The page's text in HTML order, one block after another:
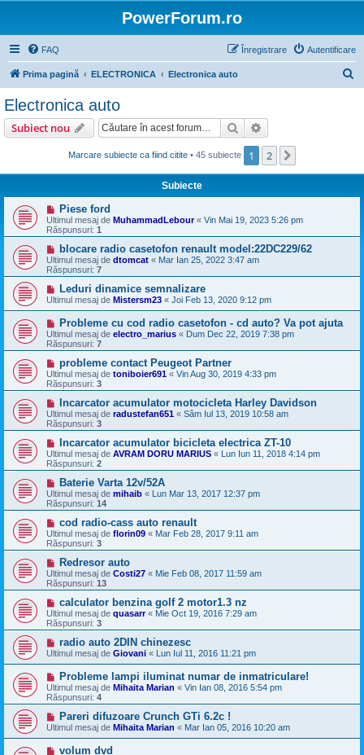
PowerForum.ro
FAQ Autentificare
Înregistrare
Prima pagină ELECTRONICA Electronica auto
Electronica auto
Subiect nou Căutare
Marcare subiecte ca fiind citite • 45 subiecte 1 2
Subiecte
Piese ford
Ultimul mesaj de MuhammadLebour« Vin Mai 19, 2023 5:26 pm
Răspunsuri: 1
blocare radio casetofon renault model:22DC229/62
Ultimul mesaj de dtomcat « Mar Ian 25, 2022 3:47 am
Răspunsuri: 7
Leduri dinamice semnalizare
Ultimul mesaj de Mistersm23 « Joi Feb 13, 2020 9:12 pm
Probleme cu cod radio casetofon - cd auto? Va pot ajuta
Ultimul mesaj de electro_marius « Dum Dec 22, 2019 7:38 pm
Răspunsuri: 7
probleme contact Peugeot Partner
Ultimul mesaj de toniboier691 « Vin Aug 30, 2019 4:33 pm
Răspunsuri: 3
Incarcator acumulator motocicleta Harley Davidson
Ultimul mesaj de radustefan651 « Sâm Iul 13, 2019 10:58 am
Răspunsuri: 3
Incarcator acumulator bicicleta electrica ZT-10
Ultimul mesaj de AVRAM DORU MARIUS « Lun Iun 11, 2018 4:14 pm
Răspunsuri: 2
Baterie Varta 12v/52A
Ultimul mesaj de mihaib « Lun Mar 13, 2017 12:37 pm
Răspunsuri: 14
cod radio-cass auto renault
Ultimul mesaj de florin09 « Mar Feb 28, 2017 9:11 am
Răspunsuri: 3
Redresor auto
Ultimul mesaj de Costi27 « Mie Feb 08, 2017 11:59 am
Răspunsuri: 13
calculator benzina golf 2 motor1.3 nz
Ultimul mesaj de quasarr« Mie Oct 19, 2016 7:29 am
Răspunsuri: 3
radio auto 2DIN chinezesc
Ultimul mesaj de Giovani « Lun Iul 11, 2016 11:21 pm
Probleme lampi iluminat numar de inmatriculare!
Ultimul mesaj de Mihaita Marian « Vin Ian 08, 2016 5:54 pm
Răspunsuri: 4
Pareri difuzoare Crunch GTi 6.2c !
Ultimul mesaj de Mihaita Marian « Mar Ian 05, 2016 10:20 am
volum dvd